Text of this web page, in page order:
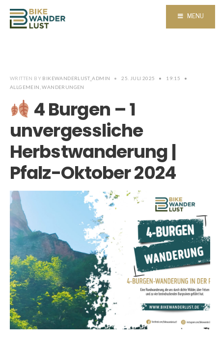
MENU
WRITTEN BY BIKEWANDERLUST_ADMIN • 25. JULI 2025 • 19:15
•
ALLGEMEIN ,WANDERUNGEN
4 Burgen – 1
unvergessliche
Herbstwanderung |
Pfalz-Oktober 2024